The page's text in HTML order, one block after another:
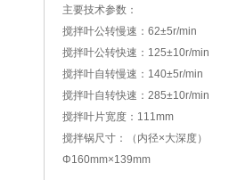
主要技术参数：
搅拌叶公转慢速：62±5r/min
搅拌叶公转快速：125±10r/min
搅拌叶自转慢速：140±5r/min
搅拌叶自转快速：285±10r/min
搅拌叶片宽度：111mm
搅拌锅尺寸：（内径×大深度）
Φ160mm×139mm